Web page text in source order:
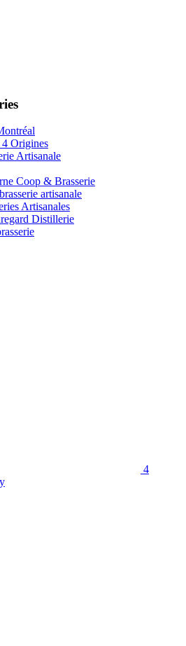
Origines
Artisanale
Coop & Brasserie
artisanale
Artisanales
Distillerie
4